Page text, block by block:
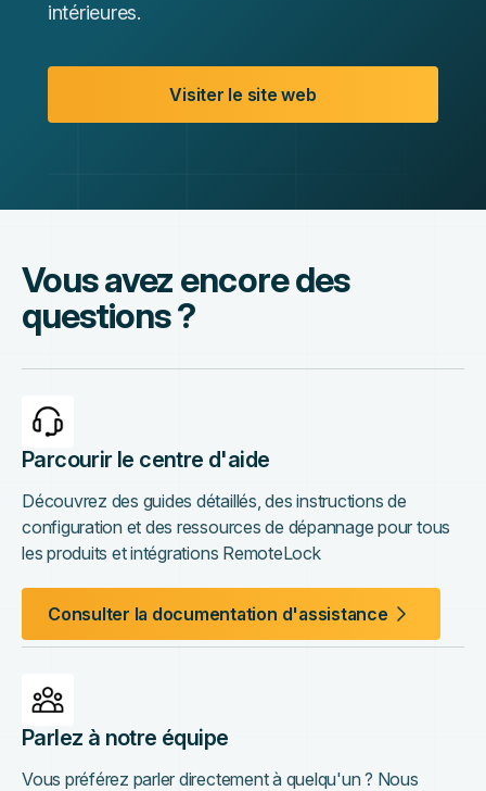
intérieures.
Visiter le site web
Vous avez encore des
questions ?
Parcourir le centre d'aide
Découvrez des guides détaillés, des instructions de
configuration et des ressources de dépannage pour tous
les produits et intégrations RemoteLock
Consulter la documentation d'assistance
Parlez à notre équipe
Vous préférez parler directement à quelqu'un ? Nous